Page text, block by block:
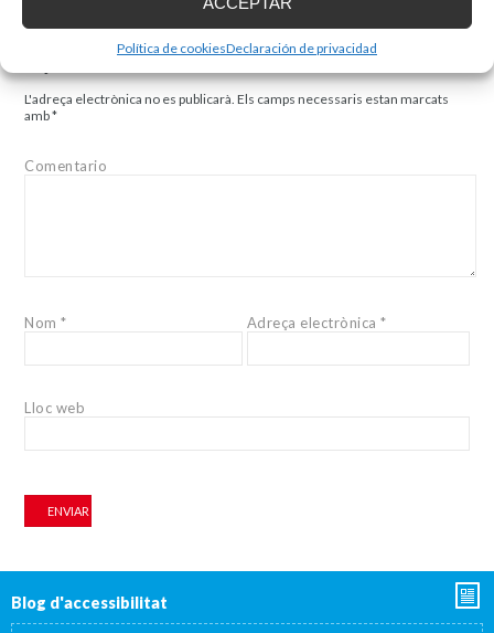
Política de cookiesDeclaración de privacidad
discapacitat, però també millora l’experiència general del client i demostra
un compromís amb la diversitat i inclusió, reforçant la reputació del local.
L'adreça electrònica no es publicarà. Els camps necessaris estan marcats
amb*
Comentario
Nom* Adreça electrònica*
Lloc web
Blog d'accessibilitat